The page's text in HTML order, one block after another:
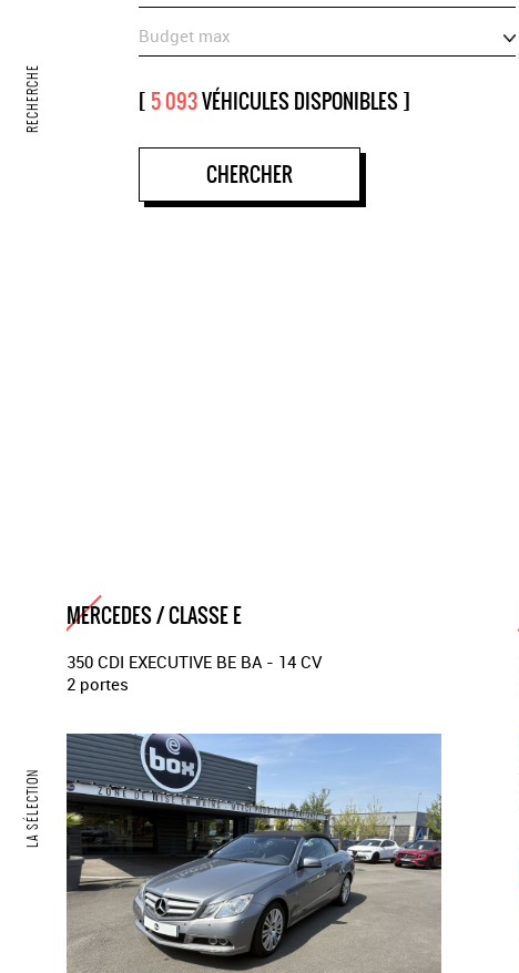
RECHERCHE
Budget max
[ 5 093VÉHICULES DISPONIBLES ]
CHERCHER
LA SÉLECTION
MERCEDES / CLASSE E
350 CDI EXECUTIVE BE BA - 14 CV
2 portes